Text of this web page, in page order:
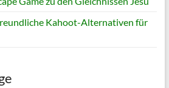
Kahoot-Alternativen für